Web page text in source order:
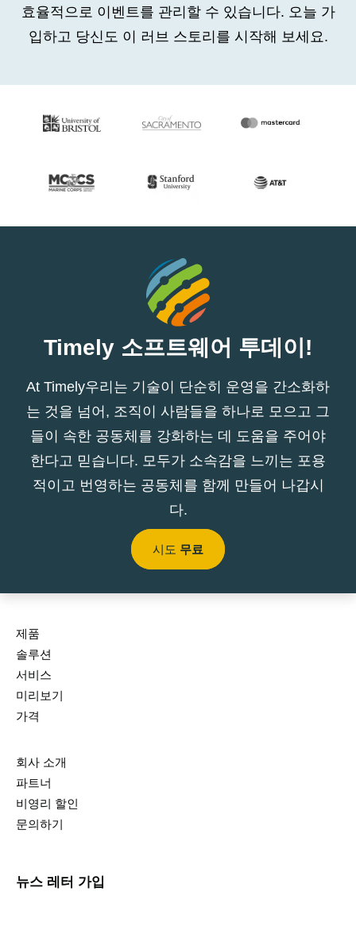
효율적으로 이벤트를 관리할 수 있습니다. 오늘 가
입하고 당신도 이 러브 스토리를 시작해 보세요.
Timely 소프트웨어 투데이!
At Timely우리는 기술이 단순히 운영을 간소화하
는 것을 넘어, 조직이 사람들을 하나로 모으고 그
들이 속한 공동체를 강화하는 데 도움을 주어야
한다고 믿습니다. 모두가 소속감을 느끼는 포용
적이고 번영하는 공동체를 함께 만들어 나갑시
다.
시도 무료
제품
솔루션
서비스
미리보기
가격
회사 소개
파트너
비영리 할인
문의하기
뉴스 레터 가입